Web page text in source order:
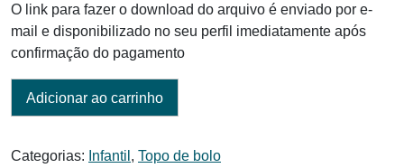
O link para fazer o download do arquivo é enviado por e-
mail e disponibilizado no seu perfil imediatamente após
confirmação do pagamento
Adicionar ao carrinho
Categorias: Infantil , Topo de bolo